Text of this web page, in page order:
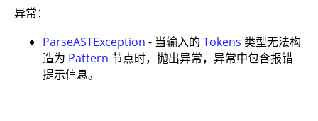
异常：
ParseASTException - 当输入的 Tokens 类型无法构
造为 Pattern 节点时，抛出异常，异常中包含报错
提示信息。